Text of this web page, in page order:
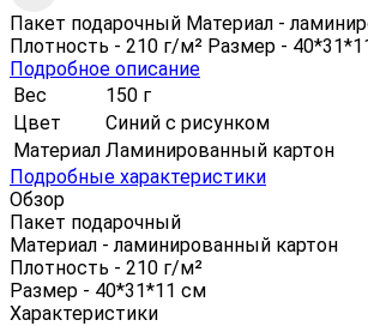
Пакет подарочный Материал -
Плотность - 210 г/м² Размер -
Подробное описание
Вес
150 г
Цвет
Синий с рисунком
Материал Ламинированный картон
Подробные характеристики
Обзор
Пакет подарочный
Материал - ламинированный картон
Плотность - 210 г/м²
Размер - 40*31*11 см
Характеристики